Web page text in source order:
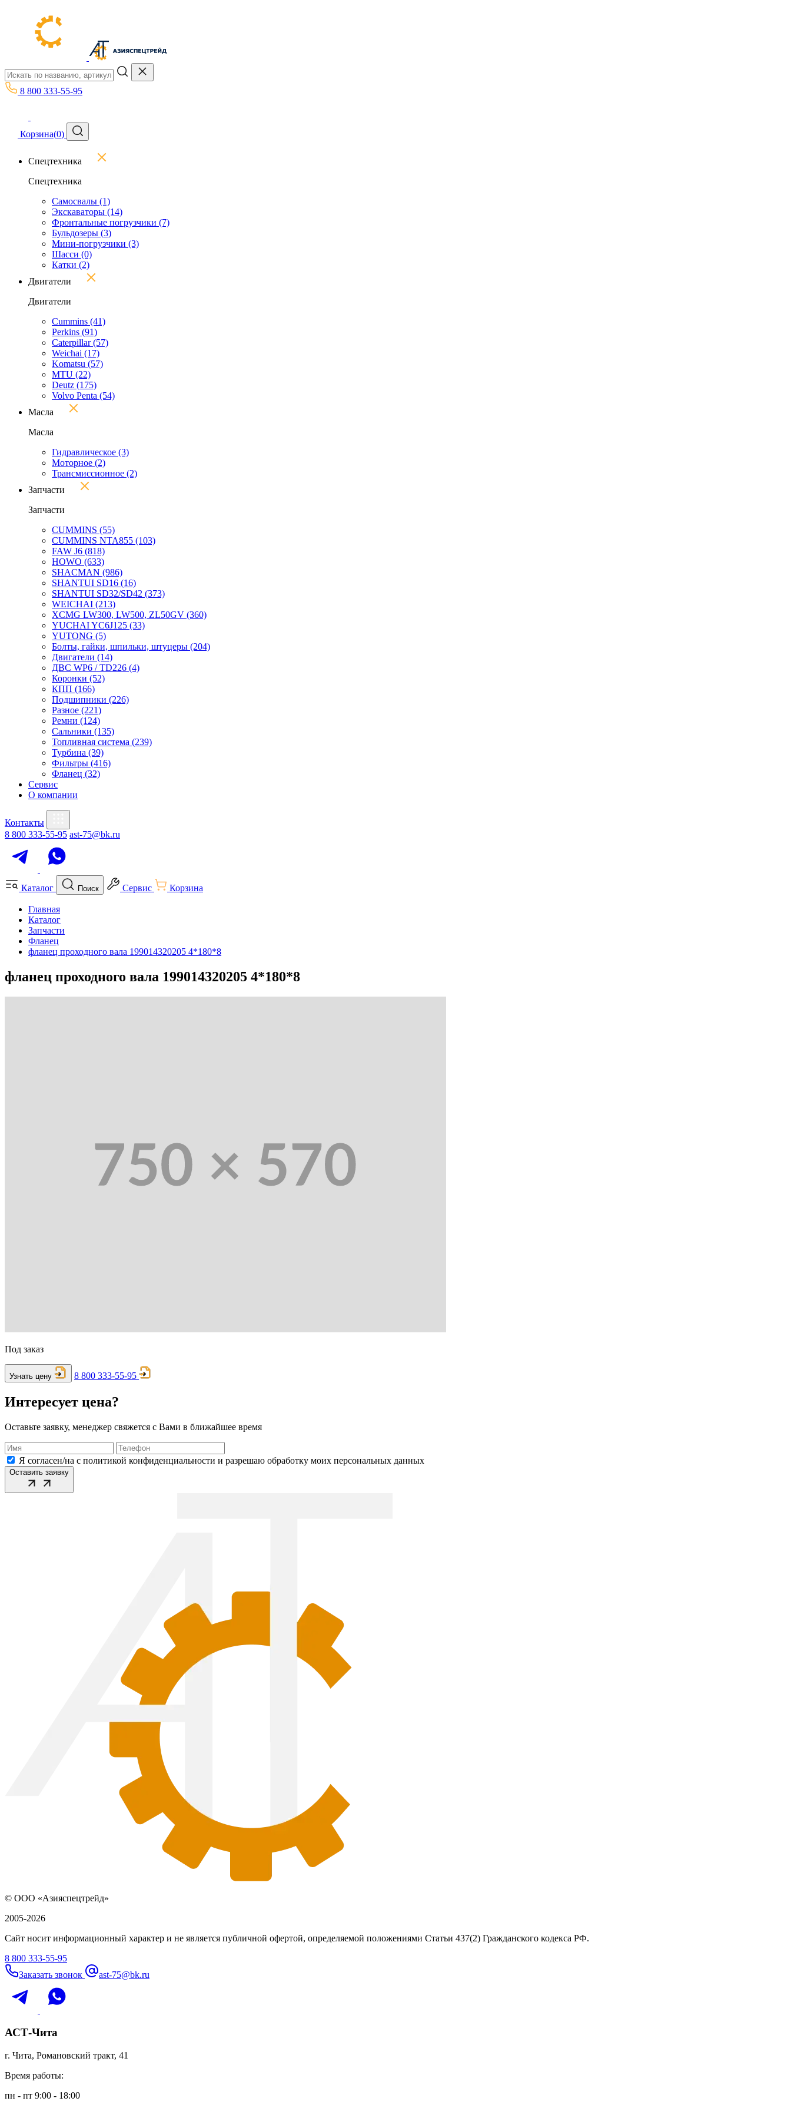
8 800 333-55-95
Корзина(0)
Спецтехника
Спецтехника
Самосвалы (1)
Экскаваторы (14)
Фронтальные погрузчики (7)
Бульдозеры (3)
Мини-погрузчики (3)
Шасси (0)
Катки (2)
Двигатели
Двигатели
Cummins (41)
Perkins (91)
Caterpillar(57)
Weichai (17)
Komatsu (57)
MTU (22)
Deutz (175)
Volvo Penta (54)
Масла
Масла
Гидравлическое (3)
Моторное (2)
Трансмиссионное (2)
Запчасти
Запчасти
CUMMINS (55)
CUMMINS NTA855 (103)
FAW J6 (818)
HOWO (633)
SHACMAN (986)
SHANTUI SD16 (16)
SHANTUI SD32/SD42 (373)
WEICHAI (213)
XCMG LW300, LW500, ZL50GV (360)
YUCHAI YC6J125 (33)
YUTONG (5)
Болты, гайки, шпильки, штуцеры (204)
Двигатели (14)
ДВС WP6 / TD226 (4)
Коронки (52)
КПП (166)
Подшипники (226)
Разное (221)
Ремни (124)
Сальники (135)
Топливная система (239)
Турбина (39)
Фильтры (416)
Фланец (32)
Сервис
О компании
Контакты
8 800 333-55-95 ast-75@bk.ru
Каталог Поиск Сервис Корзина
Главная
Каталог
Запчасти
Фланец
фланец проходного вала 199014320205 4*180*8
фланец проходного вала 199014320205 4*180*8
Под заказ
Узнать цену 8 800 333-55-95
Интересует цена?
Оставьте заявку, менеджер свяжется с Вами в ближайшее время
Я согласен/на с политикой конфиденциальности и разрешаю обработку моих персональных данных
Оставить заявку
© ООО «Азияспецтрейд»
2005-2026
Сайт носит информационный характер и не является публичной офертой, определяемой положениями Статьи 437(2) Гражданского кодекса РФ.
8 800 333-55-95
Заказать звонок
ast-75@bk.ru
АСТ-Чита
г. Чита, Романовский тракт, 41
Время работы:
пн - пт 9:00 - 18:00